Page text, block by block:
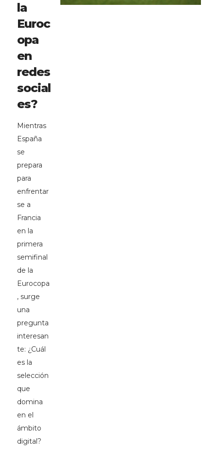
la
Euroc
opa
en
redes
social
es?
Mientras
España
se
prepara
para
enfrentar
se a
Francia
en la
primera
semifinal
de la
Eurocopa
, surge
una
pregunta
interesan
te: ¿Cuál
es la
selección
que
domina
en el
ámbito
digital?